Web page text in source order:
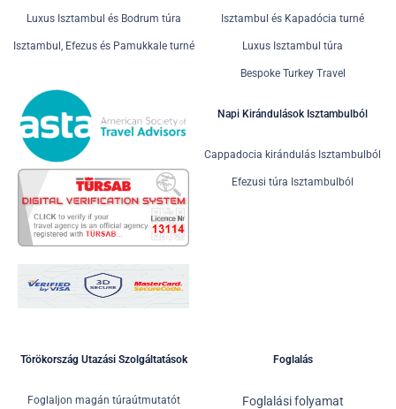
Luxus Isztambul és Bodrum túra
Isztambul, Efezus és Pamukkale turné
Isztambul és Kapadócia turné
Luxus Isztambul túra
Bespoke Turkey Travel
Napi Kirándulások Isztambulból
Cappadocia kirándulás Isztambulból
Efezusi túra Isztambulból
Törökország Utazási Szolgáltatások
Foglaljon magán túraútmutatót
Foglalás
Foglalási folyamat